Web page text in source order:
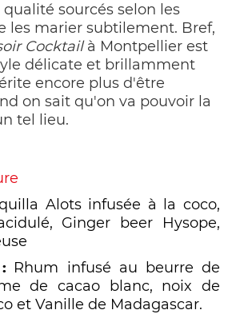
sourcés selon les
les marier subtilement. Bref,
Cocktailà Montpellier est
délicate et brillamment
encore plus d'être
on sait qu'on va pouvoir la
tel lieu.
Alots infusée à la coco,
Ginger beer Hysope,
Rhum infusé au beurre de
de cacao blanc, noix de
et Vanille de Madagascar.